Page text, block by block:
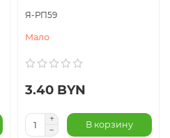
Я-РП59
Мало
3.40 BYN
В корзину